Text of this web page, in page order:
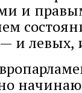
и
и левых,